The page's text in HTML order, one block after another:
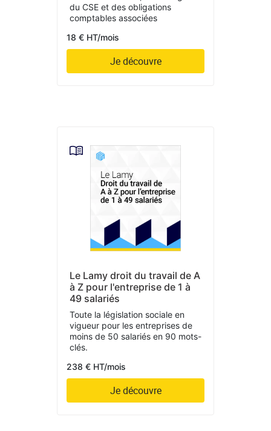
du CSE et des obligations
comptables associées
18 € HT/mois
Je découvre
Le Lamy droit du travail de A
à Z pour l'entreprise de 1 à
49 salariés
Toute la législation sociale en
vigueur pour les entreprises de
moins de 50 salariés en 90 mots-
clés.
238 € HT/mois
Je découvre